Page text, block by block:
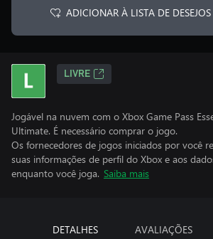
ADICIONAR À LISTA DE DESEJOS
LIVRE
Jogável na nuvem com o Xbox Game Pass
Ultimate. É necessário comprar o jogo.
Os fornecedores de jogos iniciados por você
suas informações de perfil do Xbox e aos
enquanto você joga. Saiba mais
DETALHES AVALIAÇÕES